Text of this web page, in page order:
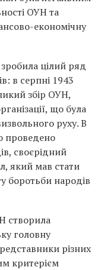
ОУН та
економічну
цілий ряд
в серпні 1943
збір ОУН,
що була
руху. В
проведено
своєрідний
який мав стати
боротьби народів
створила
головну
різних
критерієм